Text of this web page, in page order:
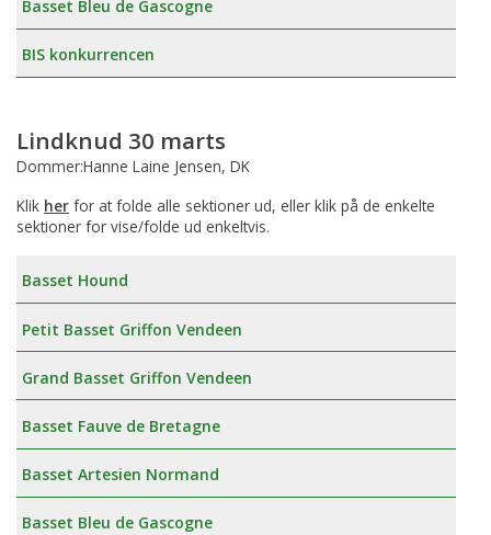
Basset Bleu de Gascogne
BIS konkurrencen
Lindknud 30 marts
Dommer:Hanne Laine Jensen, DK
Klik her for at folde alle sektioner ud, eller klik på de enkelte
sektioner for vise/folde ud enkeltvis.
Basset Hound
Petit Basset Griffon Vendeen
Grand Basset Griffon Vendeen
Basset Fauve de Bretagne
Basset Artesien Normand
Basset Bleu de Gascogne